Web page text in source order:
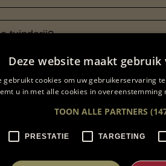
tuinderij?
Deze website maakt gebruik
gebruikt cookies om uw gebruikerservaring
u in met alle cookies in overeenstemming
TOON ALLE PARTNERS
PRESTATIE TARGETING